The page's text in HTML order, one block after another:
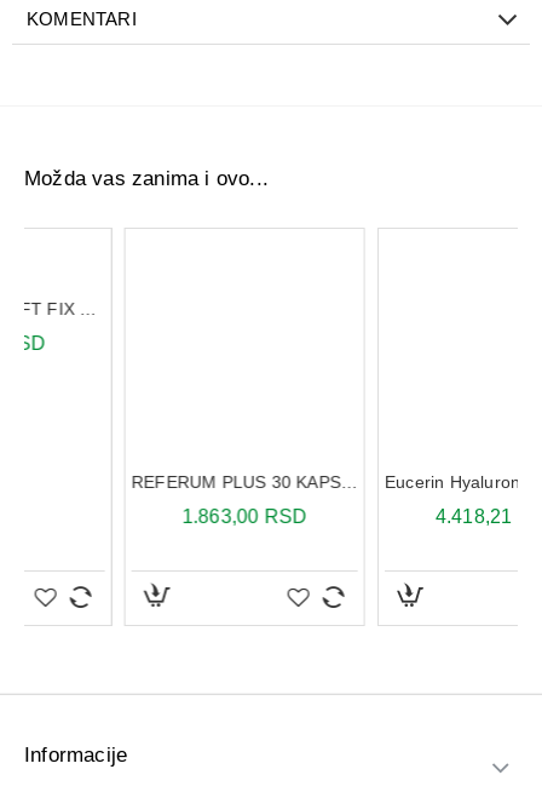
KOMENTARI
Možda vas zanima i ovo...
PIC FLASTER SOFT FIX PAPIR 1.25x5
Informacije